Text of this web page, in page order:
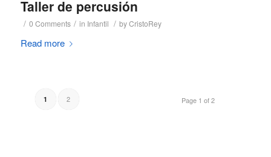
Taller de percusión
/ 0 Comments / in Infantil / byCristoRey
Read more
Page 1 of 2
1 2